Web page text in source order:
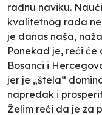
radnu naviku.
kvalitetnog rada
je danas naša,
Ponekad je, reći će
Bosanci i
jer je „štela“
napredak i
Želim reći da je za